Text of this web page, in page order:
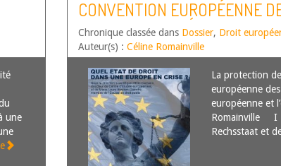
une
CONVENTION EUROPÉENNE
LA COUR EUROPÉENNE ET
Chronique classée dans Dossier, Droit
Auteur(s) : Céline Romainville
La protection
européenne
européenne et
Romainville I
Rechsstaat et